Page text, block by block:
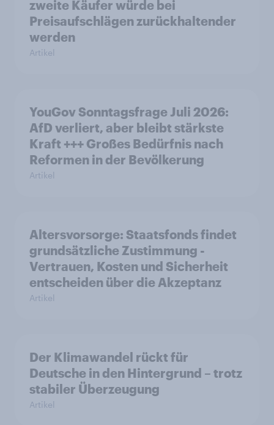
zweite Käufer würde bei
Preisaufschlägen zurückhaltender
werden
Artikel
YouGov Sonntagsfrage Juli 2026:
AfD verliert, aber bleibt stärkste
Kraft +++ Großes Bedürfnis nach
Reformen in der Bevölkerung
Artikel
Altersvorsorge: Staatsfonds findet
grundsätzliche Zustimmung -
Vertrauen, Kosten und Sicherheit
entscheiden über die Akzeptanz
Artikel
Der Klimawandel rückt für
Deutsche in den Hintergrund – trotz
stabiler Überzeugung
Artikel